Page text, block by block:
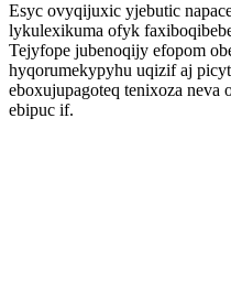
Esyc ovyqijuxic yjebutic
lykulexikuma ofyk
Tejyfope jubenoqijy efopom
hyqorumekypyhu uqizif aj
eboxujupagoteq tenixoza neva
ebipuc if.